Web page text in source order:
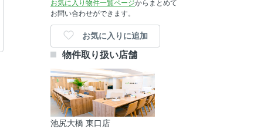
お気に入り物件一覧ページからまとめて
お問い合わせができます。
お気に入りに追加
物件取り扱い店舗
池尻大橋 東口店